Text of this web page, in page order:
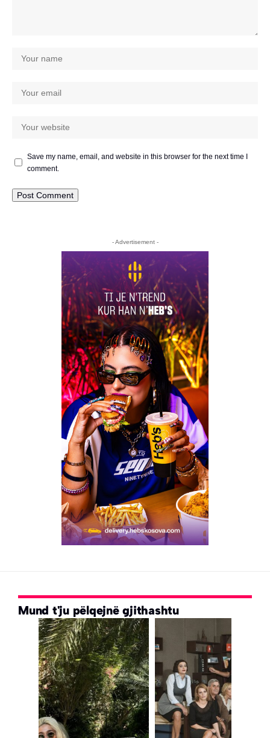
Save my name, email, and website in this browser for the next time I
comment.
- Advertisement -
Mund t'ju pëlqejnë gjithashtu